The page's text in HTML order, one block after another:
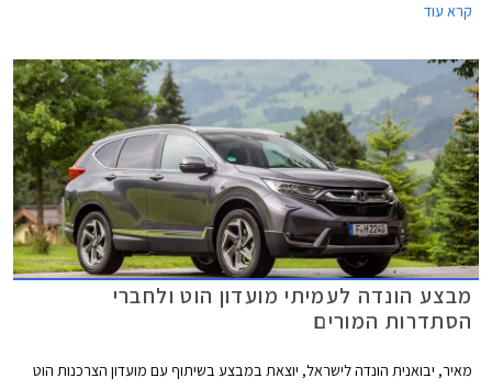
עיצוב חדשה ויחידת הנעה היברידית מסקרנת, הגיע הזמן להרחבת מגוון הדגמים
קרא עוד
מבצע הונדה לעמיתי מועדון הוט ולחברי
הסתדרות המורים
מאיר, יבואנית הונדה לישראל, יוצאת במבצע בשיתוף עם מועדון הצרכנות הוט